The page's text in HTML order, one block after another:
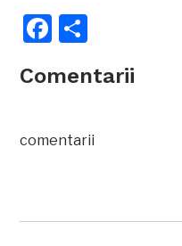
Facebook
Comentarii
comentarii